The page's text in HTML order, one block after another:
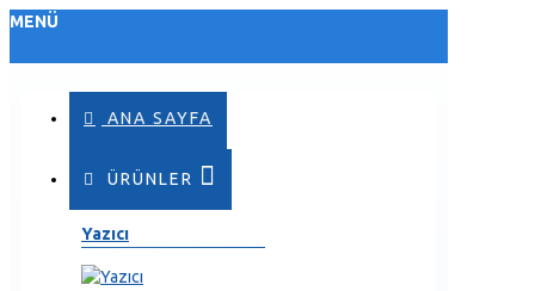
MENÜ
ANA SAYFA
ÜRÜNLER
Yazıcı